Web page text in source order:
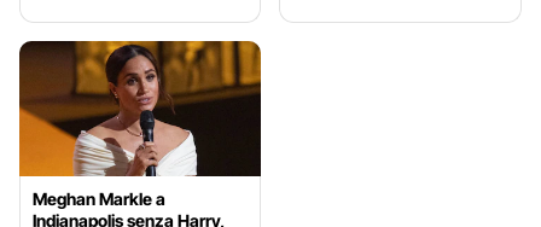
Meghan Markle a
Indianapolis senza Harry,